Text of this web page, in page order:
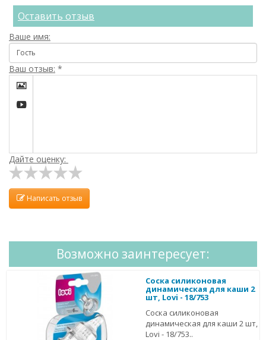
Оставить отзыв
Ваше имя:
Ваш отзыв: *


Дайте оценку:
Написать отзыв
Возможно заинтересует:
Соска силиконовая
динамическая для каши 2
шт, Lovi - 18/753
Соска силиконовая
динамическая для каши 2 шт,
Lovi - 18/753..